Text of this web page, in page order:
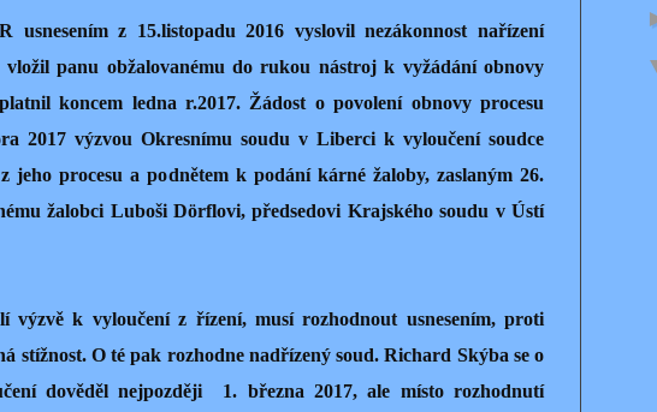
usnesením z 15.listopadu 2016 vyslovil nezákonnost nařízení
vložil panu obžalovanému do rukou nástroj k vyžádání obnovy
koncem ledna r.2017. Žádost o povolení obnovy procesu
2017 výzvou Okresnímu soudu v Liberci k vyloučení soudce
jeho procesu a podnětem k podání kárné žaloby, zaslaným 26.
žalobci Luboši Dörflovi, předsedovi Krajského soudu v Ústí
výzvě k vyloučení z řízení, musí rozhodnout usnesením, proti
stížnost. O té pak rozhodne nadřízený soud. Richard Skýba se o
dověděl nejpozději 1. března 2017, ale místo rozhodnutí